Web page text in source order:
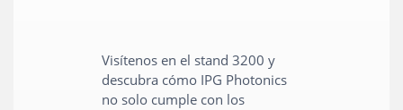
Visítenos en el stand 3200 y
descubra cómo IPG Photonics
no solo cumple con los